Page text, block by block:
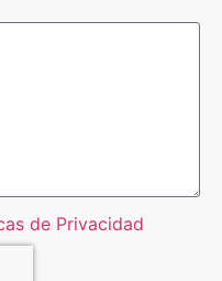
de Privacidad